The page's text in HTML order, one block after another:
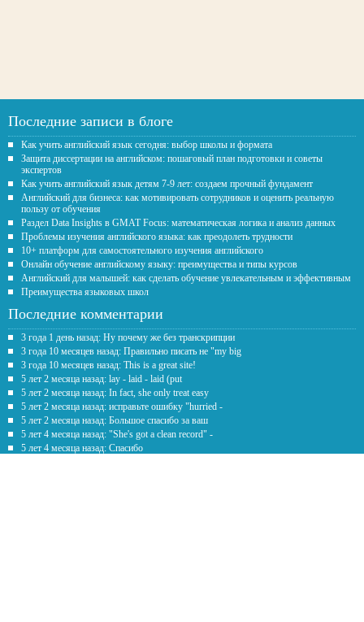
Последние записи в блоге
Как учить английский язык сегодня: выбор школы и формата
Защита диссертации на английском: пошаговый план подготовки и советы
экспертов
Как учить английский язык детям 7-9 лет: создаем прочный фундамент
Английский для бизнеса: как мотивировать сотрудников и оценить реальную
пользу от обучения
Раздел Data Insights в GMAT Focus: математическая логика и анализ данных
Проблемы изучения английского языка: как преодолеть трудности
10+ платформ для самостоятельного изучения английского
Онлайн обучение английскому языку: преимущества и типы курсов
Английский для малышей: как сделать обучение увлекательным и эффективным
Преимущества языковых школ
Последние комментарии
3 года 1 день назад: Ну почему же без транскрипции
3 года 10 месяцев назад: Правильно писать не "my big
3 года 10 месяцев назад: This is a great site!
5 лет 2 месяца назад: lay - laid - laid (put
5 лет 2 месяца назад: In fact, she only treat easy
5 лет 2 месяца назад: исправьте ошибку "hurried -
5 лет 2 месяца назад: Большое спасибо за ваш
5 лет 4 месяца назад: "She's got a clean record" -
5 лет 4 месяца назад: Спасибо